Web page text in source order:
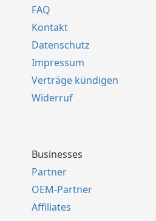
FAQ
Kontakt
Datenschutz
Impressum
Verträge kündigen
Widerruf
Businesses
Partner
OEM-Partner
Affiliates